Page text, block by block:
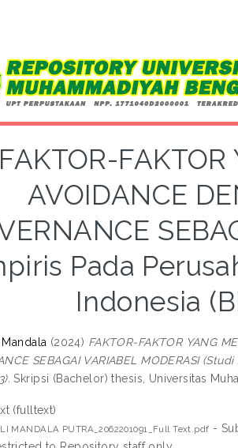
FAKTOR-
AVOIDANCE
Pada
Indonesia
(2024) FAKTOR-FAKTOR YANG
SEBAGAI VARIABEL MODERASI
Skripsi (Bachelor) thesis, Universitas
(fulltext)
MANDALA PUTRA_2062201091_Full Text.pdf -